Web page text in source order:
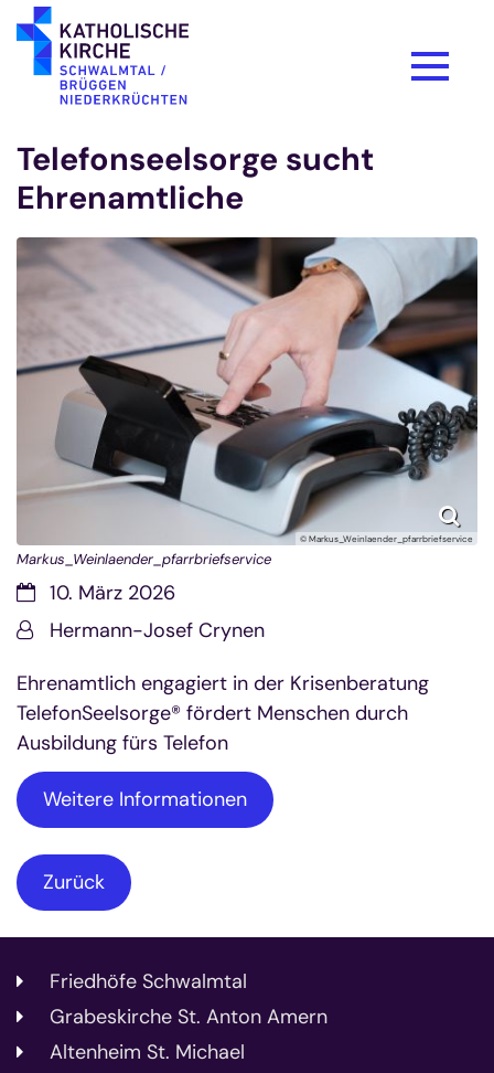
Zum Inhalt springen
Telefonseelsorge sucht
Ehrenamtliche
© Markus_Weinlaender_pfarrbriefservice
Markus_Weinlaender_pfarrbriefservice
Datum:10. März 2026
Von:Hermann-Josef Crynen
Ehrenamtlich engagiert in der Krisenberatung
TelefonSeelsorge® fördert Menschen durch
Ausbildung fürs Telefon
Weitere Informationen
Zurück
Friedhöfe Schwalmtal
Grabeskirche St. Anton Amern
Altenheim St. Michael